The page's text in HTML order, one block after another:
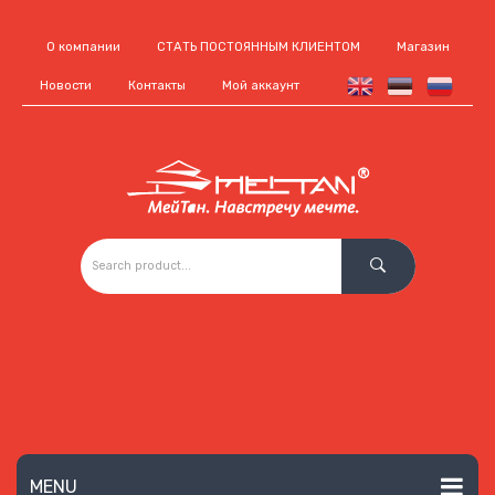
О компании СТАТЬ ПОСТОЯННЫМ КЛИЕНТОМ Магазин
Новости Контакты Мой аккаунт
MENU